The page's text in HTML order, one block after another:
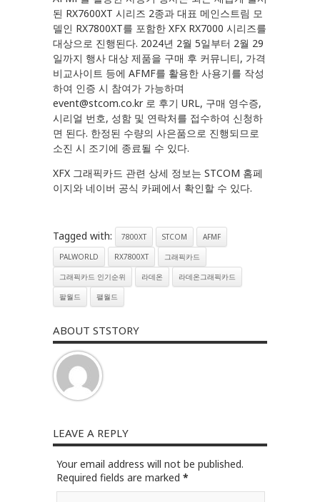
된 RX7600XT 시리즈 2종과 대표 메인스트림 모
델인 RX7800XT를 포함한 XFX RX7000 시리즈를
대상으로 진행된다. 2024년 2월 5일부터 2월 29
일까지 행사 대상 제품을 구매 후 커뮤니티, 가격
비교사이트 등에 AFMF를 활용한 사용기를 작성
하여 인증 시 참여가 가능하며
event@stcom.co.kr 로 후기 URL, 구매 영수증,
시리얼 번호, 성함 및 연락처를 접수하여 신청하
면 된다. 한정된 수량의 사은품으로 진행되므로
소진 시 조기에 종료될 수 있다.
XFX 그래픽카드 관련 상세 정보는 STCOM 홈페
이지와 네이버 공식 카페에서 확인할 수 있다.
Tagged with: 7800XT STCOM
AFMF
PALWORLD
RX7800XT
그래픽카드
그래픽카드 인기순위
라데온
라데온그래픽카드
팔월드
팰월드
ABOUT STSTORY
LEAVE A REPLY
Your email address will not be published.
Required fields are marked *